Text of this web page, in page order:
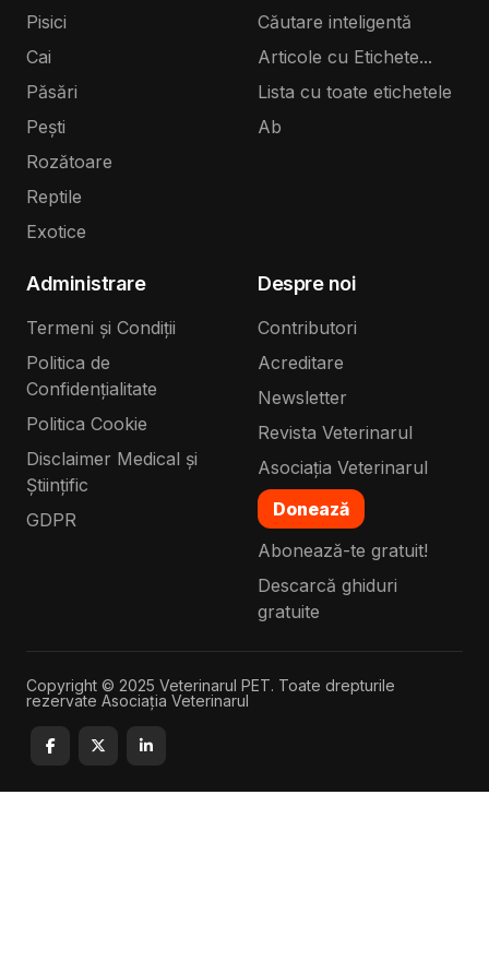
Pisici
Cai
Păsări
Pești
Rozătoare
Reptile
Exotice
Căutare inteligentă
Articole cu Etichete...
Lista cu toate etichetele
Ab
Administrare
Termeni și Condiții
Politica de
Confidențialitate
Politica Cookie
Disclaimer Medical și
Științific
GDPR
Despre noi
Contributori
Acreditare
Newsletter
Revista Veterinarul
Asociația Veterinarul
Donează
Abonează-te gratuit!
Descarcă ghiduri
gratuite
Copyright © 2025 Veterinarul PET. Toate drepturile
rezervate Asociația Veterinarul